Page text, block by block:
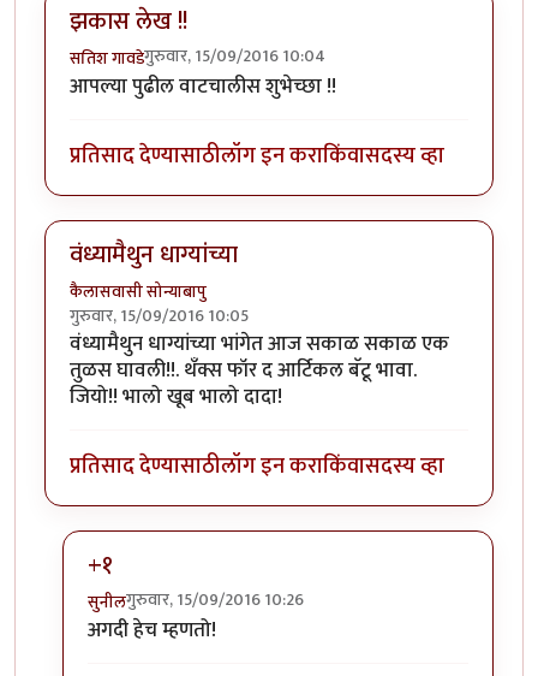
झकास लेख !!
सतिश गावडेगुरुवार, 15/09/2016 10:04
आपल्या पुढील वाटचालीस शुभेच्छा !!
प्रतिसाद देण्यासाठीलॉग इन कराकिंवासदस्य व्हा
वंध्यामैथुन धाग्यांच्या
कैलासवासी सोन्याबापु
गुरुवार, 15/09/2016 10:05
वंध्यामैथुन धाग्यांच्या भांगेत आज सकाळ सकाळ एक
तुळस घावली!!. थँक्स फॉर द आर्टिकल बॅटू भावा.
जियो!! भालो खूब भालो दादा!
प्रतिसाद देण्यासाठीलॉग इन कराकिंवासदस्य व्हा
+१
सुनीलगुरुवार, 15/09/2016 10:26
In reply toवंध्यामैथुन धाग्यांच्या
अगदी हेच म्हणतो!